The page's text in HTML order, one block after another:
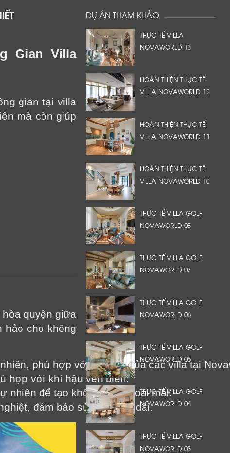
Gian Villa
gian tại villa
mà còn giúp
quyện giữa
hảo cho không
phù hợp với thiết kế của các villa tại
hợp với khí hậu ven biển.
nhiên để tạo không gian thoải mái.
đảm bảo sử dụng lâu dài.
DỰ ÁN THAM KHẢO
THỰC TẾ VILLA
NOVAWORLD 13
HOÀN THIỆN THỰC TẾ
VILLA NOVAWORLD 12
HOÀN THIỆN THỰC TẾ
VILLA NOVAWORLD 11
HOÀN THIỆN THỰC TẾ
VILLA NOVAWORLD 10
THỰC TẾ VILLA GOLF
NOVAWORLD 08
THỰC TẾ VILLA GOLF
NOVAWORLD 07
THỰC TẾ VILLA GOLF
NOVAWORLD 06
THỰC TẾ VILLA GOLF
NOVAWORLD 05
THỰC TẾ VILLA GOLF
NOVAWORLD 04
THỰC TẾ VILLA GOLF
NOVAWORLD 03